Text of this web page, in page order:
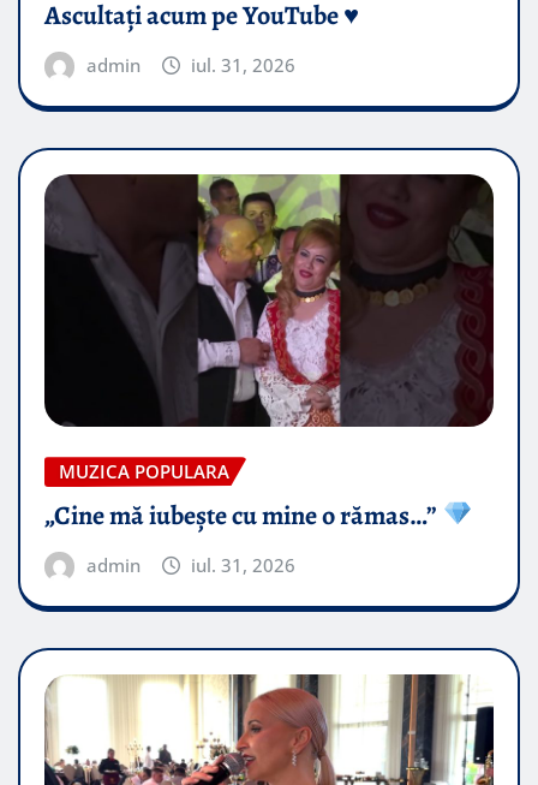
Ascultați acum pe YouTube ♥️
admin iul. 31, 2026
MUZICA POPULARA
„Cine mă iubește cu mine o rămas…”
admin iul. 31, 2026